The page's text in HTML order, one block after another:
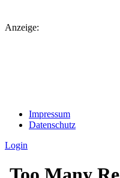
Anzeige:
Impressum
Datenschutz
Login